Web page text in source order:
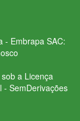
- Embrapa SAC:
a Licença
SemDerivações